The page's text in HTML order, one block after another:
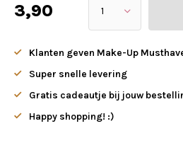
3,90
Klanten geven Make-Up
Super snelle levering
Gratis cadeautje bij jouw
Happy shopping! :)